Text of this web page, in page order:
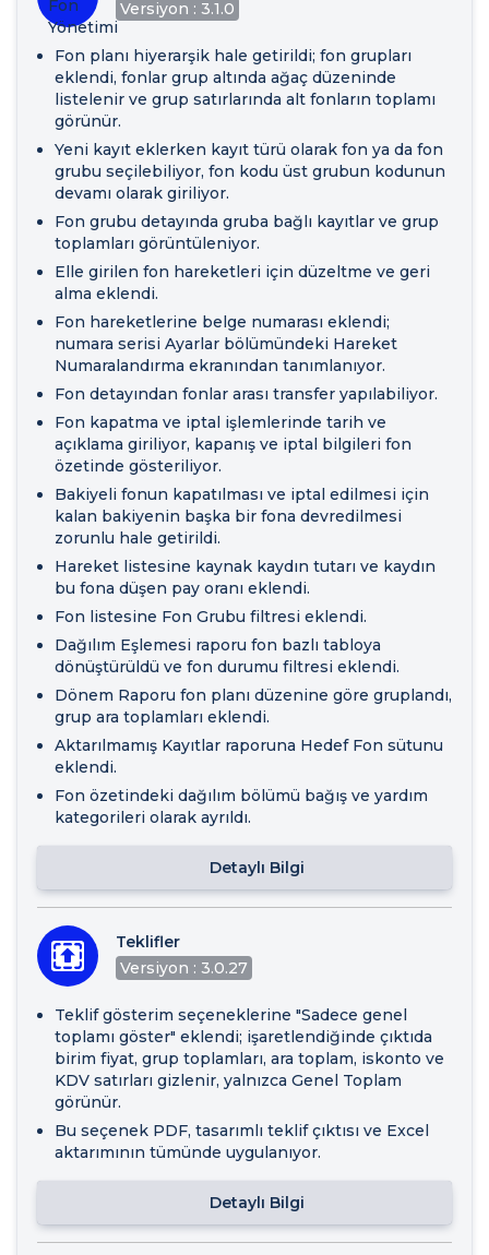
Versiyon : 3.1.0
Fon planı hiyerarşik hale getirildi; fon grupları
eklendi, fonlar grup altında ağaç düzeninde
listelenir ve grup satırlarında alt fonların toplamı
görünür.
Yeni kayıt eklerken kayıt türü olarak fon ya da fon
grubu seçilebiliyor, fon kodu üst grubun kodunun
devamı olarak giriliyor.
Fon grubu detayında gruba bağlı kayıtlar ve grup
toplamları görüntüleniyor.
Elle girilen fon hareketleri için düzeltme ve geri
alma eklendi.
Fon hareketlerine belge numarası eklendi;
numara serisi Ayarlar bölümündeki Hareket
Numaralandırma ekranından tanımlanıyor.
Fon detayından fonlar arası transfer yapılabiliyor.
Fon kapatma ve iptal işlemlerinde tarih ve
açıklama giriliyor, kapanış ve iptal bilgileri fon
özetinde gösteriliyor.
Bakiyeli fonun kapatılması ve iptal edilmesi için
kalan bakiyenin başka bir fona devredilmesi
zorunlu hale getirildi.
Hareket listesine kaynak kaydın tutarı ve kaydın
bu fona düşen pay oranı eklendi.
Fon listesine Fon Grubu filtresi eklendi.
Dağılım Eşlemesi raporu fon bazlı tabloya
dönüştürüldü ve fon durumu filtresi eklendi.
Dönem Raporu fon planı düzenine göre gruplandı,
grup ara toplamları eklendi.
Aktarılmamış Kayıtlar raporuna Hedef Fon sütunu
eklendi.
Fon özetindeki dağılım bölümü bağış ve yardım
kategorileri olarak ayrıldı.
Detaylı Bilgi
Teklifler
Versiyon : 3.0.27
Teklif gösterim seçeneklerine "Sadece genel
toplamı göster" eklendi; işaretlendiğinde çıktıda
birim fiyat, grup toplamları, ara toplam, iskonto ve
KDV satırları gizlenir, yalnızca Genel Toplam
görünür.
Bu seçenek PDF, tasarımlı teklif çıktısı ve Excel
aktarımının tümünde uygulanıyor.
Detaylı Bilgi